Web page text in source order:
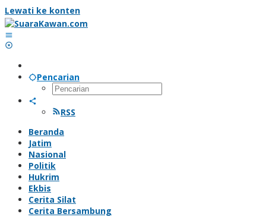
Lewati ke konten
Pencarian
RSS
Beranda
Jatim
Nasional
Politik
Hukrim
Ekbis
Cerita Silat
Cerita Bersambung